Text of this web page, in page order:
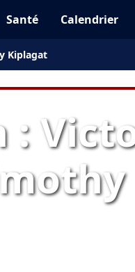
Santé Calendrier
Kiplagat
: